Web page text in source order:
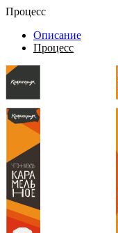
Процесс
Описание
Процесс